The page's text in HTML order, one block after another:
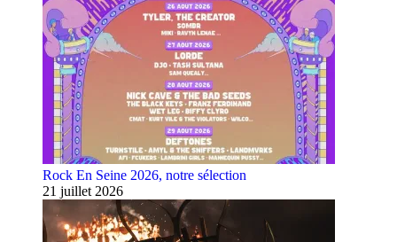
Rock En Seine 2026, notre sélection
21 juillet 2026